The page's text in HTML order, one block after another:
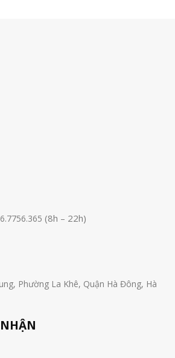
(8h – 22h)
Phường La Khê, Quận Hà Đông, Hà